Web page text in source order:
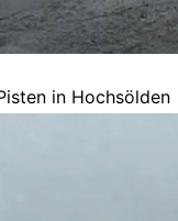
in Hochsölden